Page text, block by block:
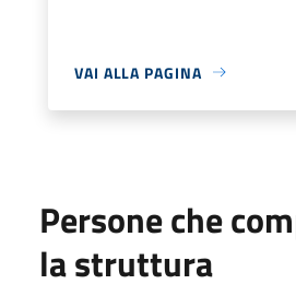
VAI ALLA PAGINA
Persone che
la struttura